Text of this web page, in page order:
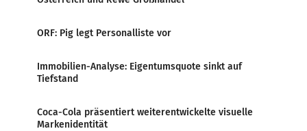
ORF: Pig legt Personalliste vor
Immobilien-Analyse: Eigentumsquote sinkt auf
Tiefstand
Coca-Cola präsentiert weiterentwickelte visuelle
Markenidentität